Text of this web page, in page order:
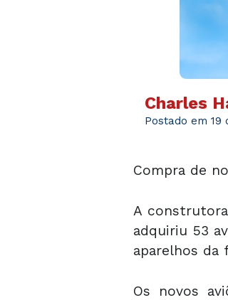
Charles
Postado em 19
Compra de
A construtora
adquiriu 53
aparelhos da
Os novos